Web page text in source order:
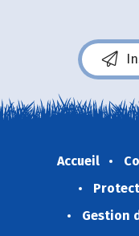
Accueil
Gestion